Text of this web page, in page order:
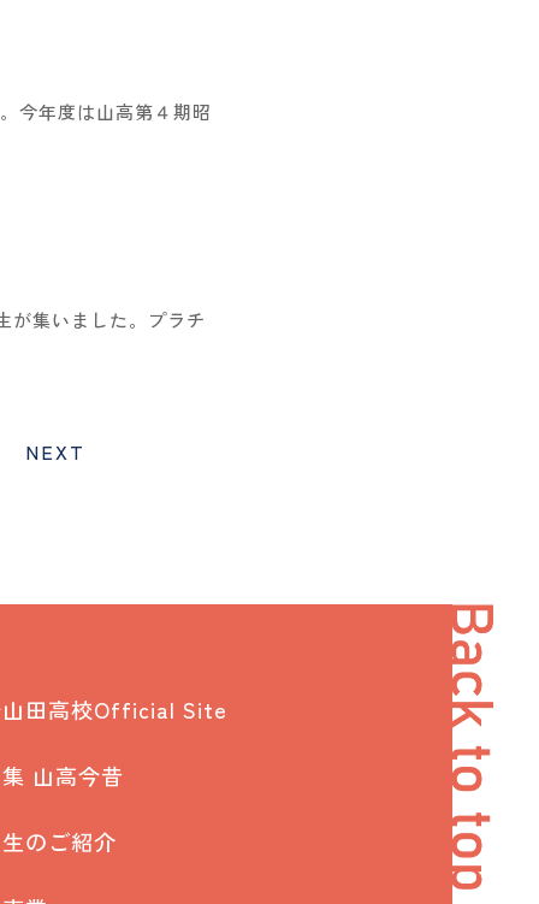
今年度は山高第４期昭
が集いました。プラチ
田高校Official Site
山高今昔
のご紹介